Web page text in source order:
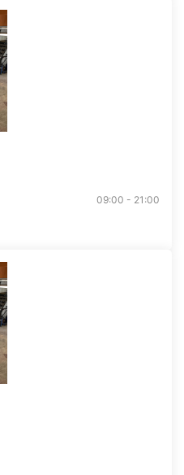
09:00 - 21:00